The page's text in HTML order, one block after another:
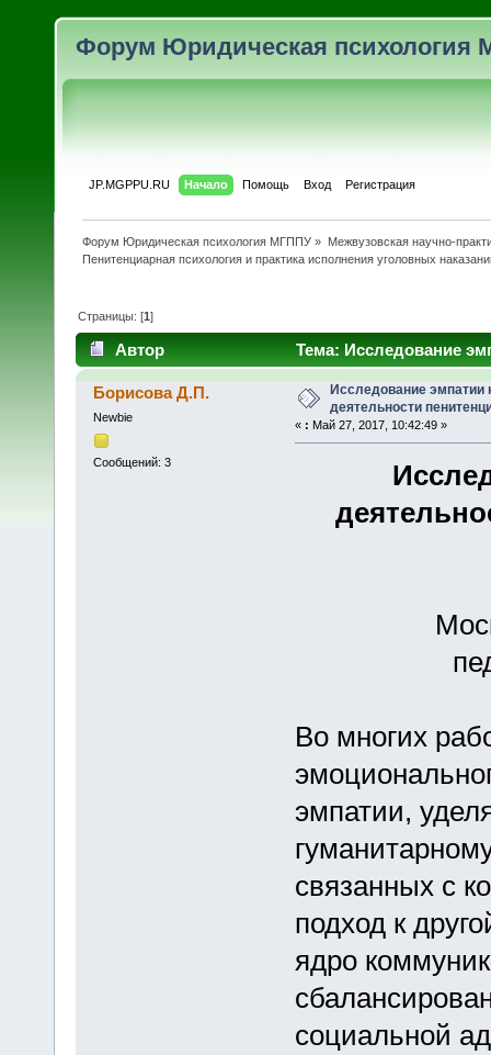
Форум Юридическая психология
JP.MGPPU.RU Начало Помощь Вход Регистрация
Форум Юридическая психология МГППУ » Межвузовская научно-
Пенитенциарная психология и практика исполнения уголовных
Страницы: [1]
Автор
Тема: Исследование
(Прочитано 7751 раз)
Борисова Д.П.
Newbie
Сообщений: 3
Исследование эмпатии
деятельности
« : Май 27, 2017, 10:42:49 »
Во многих
эмпатии,
связанных с
подход к
ядро
социальной